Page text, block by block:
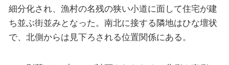
細分化され、漁村の名残の狭い小道に面して住宅が建
ち並ぶ街並みとなった。南北に接する隣地はひな壇状
で、北側からは見下ろされる位置関係にある。